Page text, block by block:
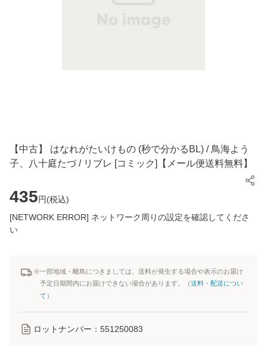
【中古】 はなれがたいけもの (秒で分かるBL) / 鳥海よう
子、八十庭たづ / リブレ [コミック]【メール便送料無料】
435円(税込)
[NETWORK ERROR] ネットワーク周りの設定を確認してくださ
い
※一部地域・離島につきましては、送料が発生する場合や表示のお届け
予定日期間内にお届けできない場合があります。（送料・配送につい
て ）
ロットナンバー： 551250083